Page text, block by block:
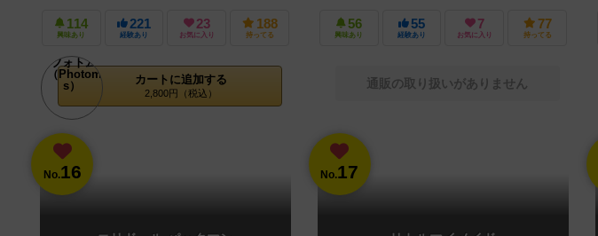
114
興味あり
221
経験あり
23
お気に入り
188
持ってる
カートに追加する
2,800円（税込）
56
興味あり
55
経験あり
7
お気に入り
77
持ってる
通販の取り扱いがありません
No.16 No.17